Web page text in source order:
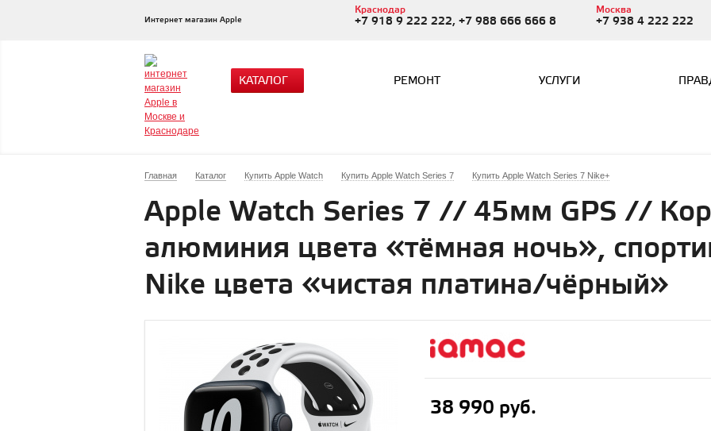
Интернет магазин Apple
Краснодар
+7 918 9 222 222, +7 988 666 666 8
Москва
+7 938 4 222 222
КАТАЛОГ РЕМОНТ УСЛУГИ
Главная Каталог Купить Apple Watch Купить Apple Watch Series 7 Купить Apple Watch Series 7 Nike+
Apple Watch Series 7 // 45мм GPS //
алюминия цвета «тёмная ночь»,
Nike цвета «чистая платина/чёрный»
38 990 руб.